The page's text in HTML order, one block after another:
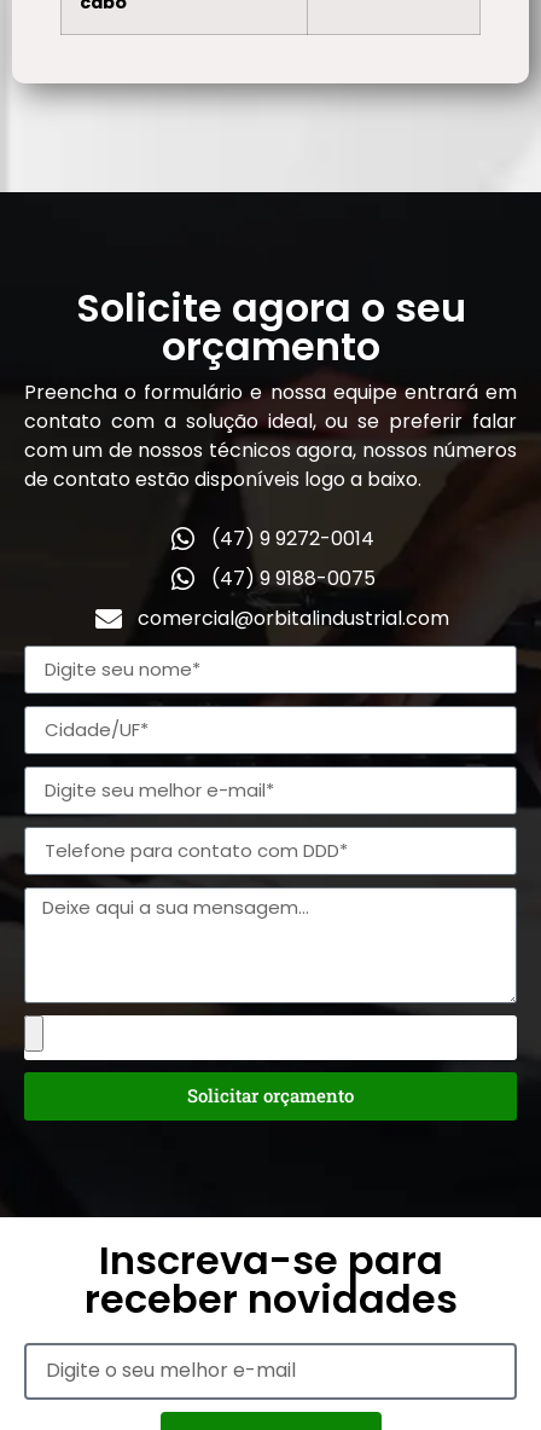
Solicite agora o seu
orçamento
Preencha o formulário e nossa equipe entrará em
contato com a solução ideal, ou se preferir falar
com um de nossos técnicos agora, nossos números
de contato estão disponíveis logo a baixo.
(47) 9 9272-0014
(47) 9 9188-0075
comercial@orbitalindustrial.com
Solicitar orçamento
Inscreva-se para
receber novidades